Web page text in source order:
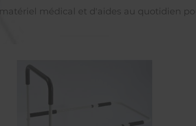
médical et d'aides au quotidien